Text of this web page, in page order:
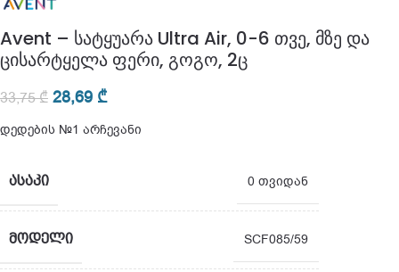
Avent – სატყუარა Ultra Air, 0-6 თვე, მზე და
ცისარტყელა ფერი, გოგო, 2ც
33,75₾ 28,69 ₾
დედების №1 არჩევანი
ᲐᲡᲐᲙᲘ 0 თვიდან
ᲛᲝᲓᲔᲚᲘ SCF085/59